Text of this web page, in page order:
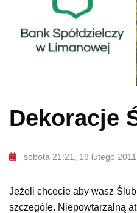
Dekoracje
sobota 21:21, 19 lutego 2011
Jeżeli chcecie aby wasz
szczególe. Niepowtarzalną